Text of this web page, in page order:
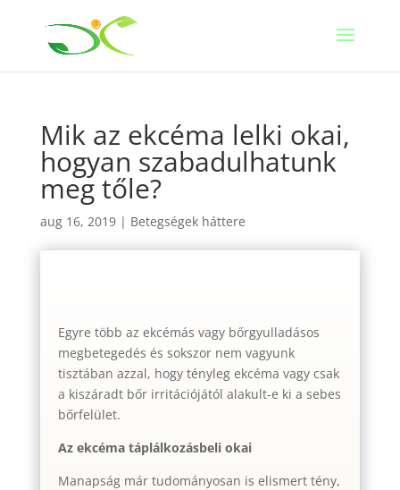
Mik az ekcéma lelki okai,
hogyan szabadulhatunk
meg tőle?
aug 16, 2019| Betegségek háttere
Egyre több az ekcémás vagy bőrgyulladásos
megbetegedés és sokszor nem vagyunk
tisztában azzal, hogy tényleg ekcéma vagy csak
a kiszáradt bőr irritációjától alakult-e ki a sebes
bőrfelület.
Az ekcéma táplálkozásbeli okai
Manapság már tudományosan is elismert tény,